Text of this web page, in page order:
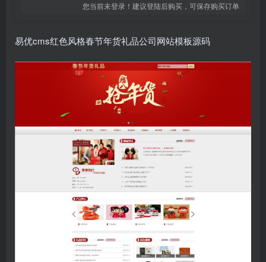
您当前未登录！建议登陆后购买，可保存购买订单
易优cms红色风格春节年货礼品公司网站模板源码